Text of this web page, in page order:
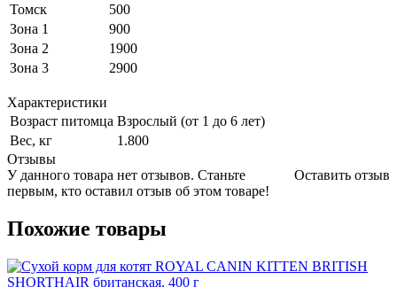
Томск
500
Зона 1
900
Зона 2
1900
Зона 3
2900
Характеристики
Возраст питомца Взрослый (от 1 до 6 лет)
Вес, кг
1.800
Отзывы
Оставить отзыв
У данного товара нет отзывов. Станьте
первым, кто оставил отзыв об этом товаре!
Похожие товары